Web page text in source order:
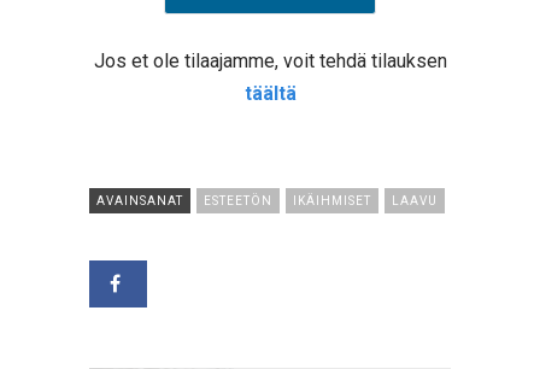
Jos et ole tilaajamme, voit tehdä tilauksen
täältä
AVAINSANAT ESTEETÖN IKÄIHMISET LAAVU